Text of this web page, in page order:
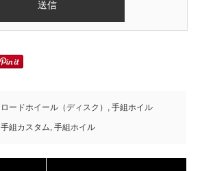
ロードホイール（ディスク） 手組ホイル
手組カスタム 手組ホイル